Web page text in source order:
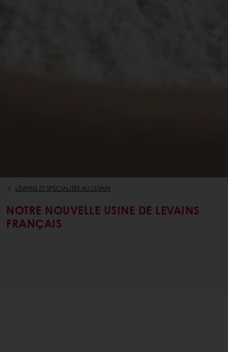
LEVAINS ET SPÉCIALITÉS AU LEVAIN
NOTRE NOUVELLE USINE DE LEVAINS
FRANÇAIS